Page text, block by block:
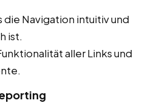
die Navigation intuitiv und
ist.
aller Links und